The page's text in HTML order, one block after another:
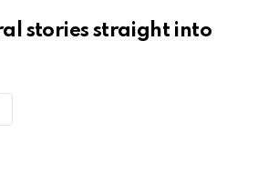
stories straight into